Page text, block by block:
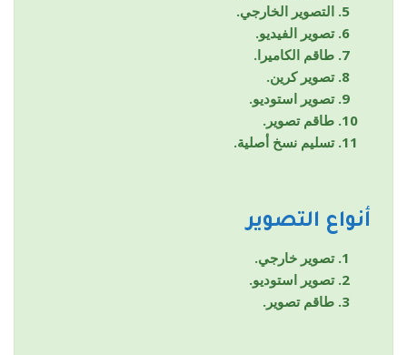
التصوير الخارجي.
تصوير الفيديو.
طاقم الكاميرا.
تصوير كرين.
تصوير استوديو.
طاقم تصوير.
تسليم نسخ أصلية.
أنواع التصوير
تصوير خارجي.
تصوير استوديو.
طاقم تصوير.